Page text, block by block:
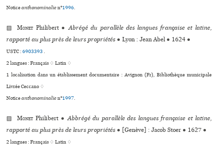
Noticeanthonominalien°1996.
▨Monet Philibert ● Abrégé du parallèle des langues française et latine,
rapporté au plus près de leurs propriétés ● Lyon : Jean Abel ● 1624 ●
USTC :6903393.
2 langues :Français ♢Latin ♢
1 localisation dans un établissement documentaire : Avignon (Fr), Bibliothèque muni­ci­pale
Livrée Ceccano ♢
Noticeanthonominalien°1997.
▨Monet Philibert ● Abbrégé du parallèle des langues française et latine,
rapporté au plus près de leurs propriétés ● [Genève] : Jacob Stoer ● 1627 ●
2 langues :Français ♢Latin ♢